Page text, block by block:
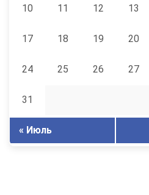
10 11 12 13
17 18 19 20
24 25 26 27
31
« Июль